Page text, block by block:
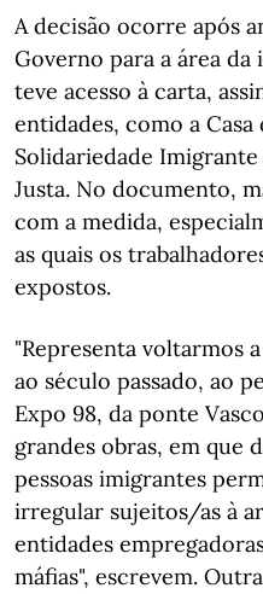
A decisão ocorre após
Governo para a área da
teve acesso à carta,
entidades, como a Casa
Solidariedade
Justa. No documento,
com a medida,
as quais os
expostos.
"Representa voltarmos
ao século passado, ao
Expo 98, da ponte
grandes obras, em que
pessoas imigrantes
irregular sujeitos/as à
entidades
máfias", escrevem.